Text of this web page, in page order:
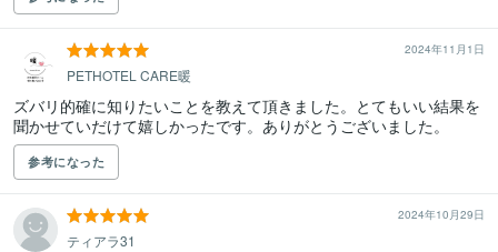
2024年11月1日
PETHOTEL CARE暖
ズバリ的確に知りたいことを教えて頂きました。とてもいい結果を
聞かせていだけて嬉しかったです。ありがとうございました。
参考になった
2024年10月29日
ティアラ31